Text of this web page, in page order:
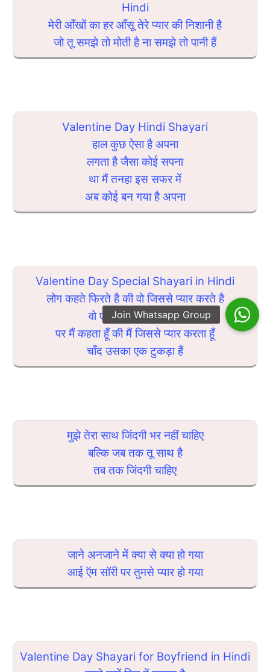
Hindi
मेरी आँखों का हर आँसू तेरे प्यार की निशानी है
जो तू समझे तो मोती है ना समझे तो पानी हैं
Valentine Day Hindi Shayari
हाल कुछ ऐसा है अपना
लगता है जैसा कोई सपना
था मैं तनहा इस सफर में
अब कोई बन गया है अपना
Valentine Day Special Shayari in Hindi
लोग कहते फिरते है की वो जिससे प्यार करते है
वो एक चाँद का टुकड़ा है
पर मैं कहता हूँ की मैं जिससे प्यार करता हूँ
चाँद उसका एक टुकड़ा हैं
मुझे तेरा साथ जिंदगी भर नहीं चाहिए
बल्कि जब तक तू साथ है
तब तक जिंदगी चाहिए
जाने अनजाने में क्या से क्या हो गया
आई ऍम सॉरी पर तुमसे प्यार हो गया
Valentine Day Shayari for Boyfriend in Hindi